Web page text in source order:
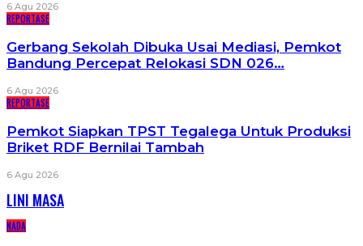
6 Agu 2026
REPORTASE
Gerbang Sekolah Dibuka Usai Mediasi, Pemkot
Bandung Percepat Relokasi SDN 026…
6 Agu 2026
REPORTASE
Pemkot Siapkan TPST Tegalega Untuk Produksi
Briket RDF Bernilai Tambah
6 Agu 2026
LINI MASA
NADA